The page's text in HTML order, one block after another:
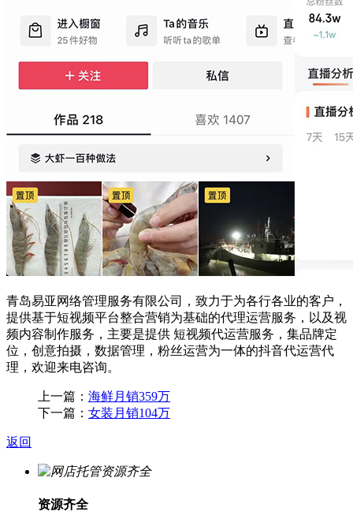
青岛易亚网络管理服务有限公司，致力于为各行各业的客户，
提供基于短视频平台整合营销为基础的代理运营服务，以及视
频内容制作服务，主要是提供 短视频代运营服务，集品牌定
位，创意拍摄，数据管理，粉丝运营为一体的抖音代运营代
理，欢迎来电咨询。
上一篇： 海鲜月销359万
下一篇： 女装月销104万
返回
资源齐全